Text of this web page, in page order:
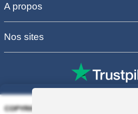
A propos
Nos sites
COPYRIGHT 2006 - 2025 - EQUIRODI